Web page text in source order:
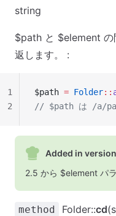
string
$path と $element の
返します。 :
$path = Folder::
// $path は /a/
1
2
Added in
2.5 から $element パ
method Folder::cd